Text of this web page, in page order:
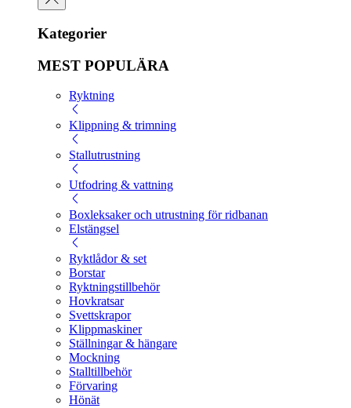
Kategorier
MEST POPULÄRA
Ryktning
Klippning & trimning
Stallutrustning
Utfodring & vattning
Boxleksaker och utrustning för ridbanan
Elstängsel
Ryktlådor & set
Borstar
Ryktningstillbehör
Hovkratsar
Svettskrapor
Klippmaskiner
Ställningar & hängare
Mockning
Stalltillbehör
Förvaring
Hönät